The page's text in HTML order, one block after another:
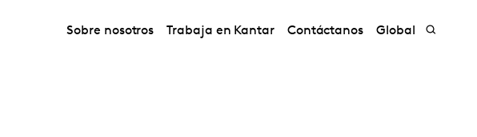
Sobre nosotros Trabaja en Kantar Contáctanos Global